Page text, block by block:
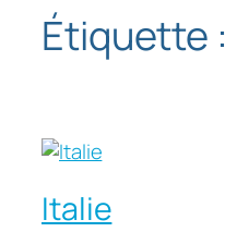
Étiquette :
Italie